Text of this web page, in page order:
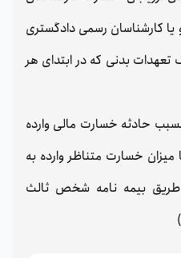
یا کارشناسان رسمی دادگستری
در صد (50) سقف تعهدات بدنی که در ابتدای هر
حادثه خسارت مالی وارده
میزان خسارت متناظر وارده به
طریق بیمه نامه شخص ثالث